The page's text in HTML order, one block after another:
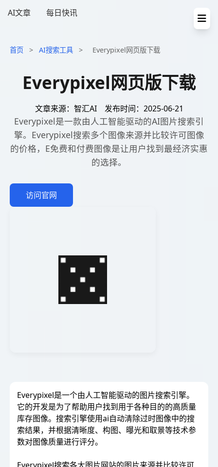
AI文章 每日快讯
首页 > AI搜索工具 > Everypixel网页版下载
Everypixel网页版下载
文章来源：智汇AI 发布时间：2025-06-21
Everypixel是一款由人工智能驱动的AI图片搜索引
擎。Everypixel搜索多个图像来源并比较许可图像
的价格，E免费和付费图像是让用户找到最经济实惠
的选择。
访问官网
Everypixel是一个由人工智能驱动的图片搜索引擎。
它的开发是为了帮助用户找到用于各种目的的高质量
库存图像。搜索引擎使用ai自动清除过时图像中的搜
索结果，并根据清晰度、构图、曝光和取景等技术参
数对图像质量进行评分。